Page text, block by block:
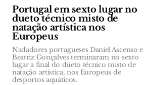
Portugal em sexto lugar no
dueto técnico misto de
natação artística nos
Europeus
Nadadores portugueses Daniel Ascenso e
Beatriz Gonçalves terminaram no sexto
lugar a final do dueto técnico misto de
natação artística, nos Europeus de
desportos aquáticos.